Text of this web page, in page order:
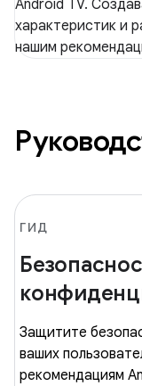
Android TV.
характеристик и
нашим
ГИД
Защитите
ваших
рекомендациям